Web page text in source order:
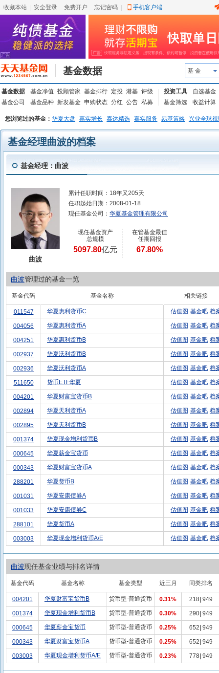
收藏本站 安全登录 免费开户 忘记密码 手机客户端
基金数据 基 金
基金数据 基金净值 投顾管家 基金排行 定投 港基 评级
基金公司
基金品种 新发基金 申购状态 分红 公告 私募
投资工具
自选基金
基金筛选
收益计算
您浏览过的基金： 华夏大盘 嘉实增长 泰达精选 嘉实服务 易基策略 兴业全球
基金经理曲波的档案
基金经理：曲波
曲波
累计任职时间： 18年又205天
任职起始日期： 2008-01-18
现任基金公司： 华夏基金管理有限公司
现任基金资产
总规模
5097.80亿元
在管基金最佳
任期回报
67.80%
曲波管理过的基金一览
基金代码 基金名称 相关链接
011547 华夏惠利货币C 估值图 基金吧 档
004056 华夏惠利货币A 估值图 基金吧 档
004251 华夏惠利货币B 估值图 基金吧 档
002937 华夏沃利货币B 估值图 基金吧 档
002936 华夏沃利货币A 估值图 基金吧 档
511650 货币ETF华夏 估值图 基金吧 档
004201 华夏财富宝货币B 估值图 基金吧 档
002894 华夏天利货币A 估值图 基金吧 档
002895 华夏天利货币B 估值图 基金吧 档
001374 华夏现金增利货币B 估值图 基金吧 档
000645 华夏薪金宝货币 估值图 基金吧 档
000343 华夏财富宝货币A 估值图 基金吧 档
288201 华夏货币B 估值图 基金吧 档
001031 华夏安康债券A 估值图 基金吧 档
001033 华夏安康债券C 估值图 基金吧 档
288101 华夏货币A 估值图 基金吧 档
003003 华夏现金增利货币A/E 估值图 基金吧 档
曲波现任基金业绩与排名详情
基金代码 基金名称 基金类型 近三月 同类排名
004201 华夏财富宝货币B 货币型-普通货币 0.31% 218 949
001374 华夏现金增利货币B 货币型-普通货币 0.30% 290 949
000645 华夏薪金宝货币 货币型-普通货币 0.25% 652 949
000343 华夏财富宝货币A 货币型-普通货币 0.25% 652 949
003003 华夏现金增利货币A/E 货币型-普通货币 0.23% 778 949